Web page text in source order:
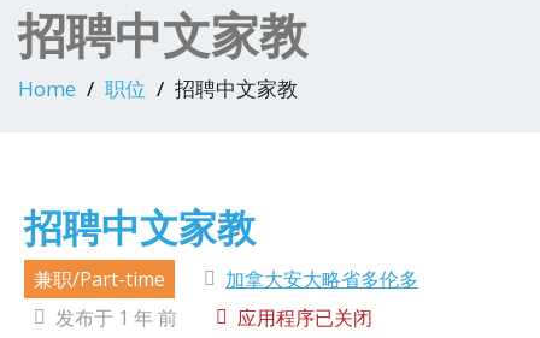
招聘中文家教
Home 职位 招聘中文家教
招聘中文家教
兼职/Part-time
加拿大安大略省多伦多
发布于 1 年 前
应用程序已关闭